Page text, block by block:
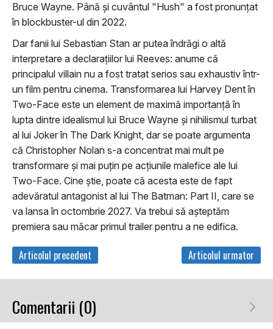
Bruce Wayne. Până şi cuvântul "Hush" a fost pronunţat
în blockbuster-ul din 2022.
Dar fanii lui Sebastian Stan ar putea îndrăgi o altă
interpretare a declaraţiilor lui Reeves: anume că
principalul villain nu a fost tratat serios sau exhaustiv într-
un film pentru cinema. Transformarea lui Harvey Dent în
Two-Face este un element de maximă importanţă în
lupta dintre idealismul lui Bruce Wayne şi nihilismul turbat
al lui Joker în The Dark Knight, dar se poate argumenta
că Christopher Nolan s-a concentrat mai mult pe
transformare şi mai puţin pe acţiunile malefice ale lui
Two-Face. Cine ştie, poate că acesta este de fapt
adevăratul antagonist al lui The Batman: Part II, care se
va lansa în octombrie 2027. Va trebui să aşteptăm
premiera sau măcar primul trailer pentru a ne edifica.
Articolul precedent Articolul urmator
Comentarii (0)